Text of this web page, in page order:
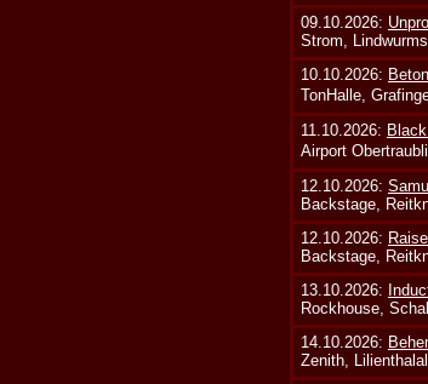
09.10.2026:
Strom,
10.10.2026:
TonHalle,
11.10.2026:
Airport
12.10.2026:
Backstage,
12.10.2026:
Backstage,
13.10.2026:
Rockhouse,
14.10.2026:
Zenith,